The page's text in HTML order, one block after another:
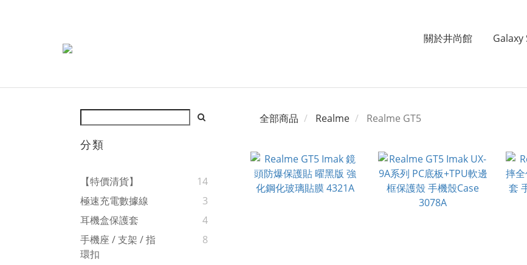
關於井尚館 Galaxy
分類
【特價清貨】
14
極速充電數據線
3
耳機盒保護套
4
手機座 / 支架 / 指
環扣
8
全部商品 Realme Realme GT5